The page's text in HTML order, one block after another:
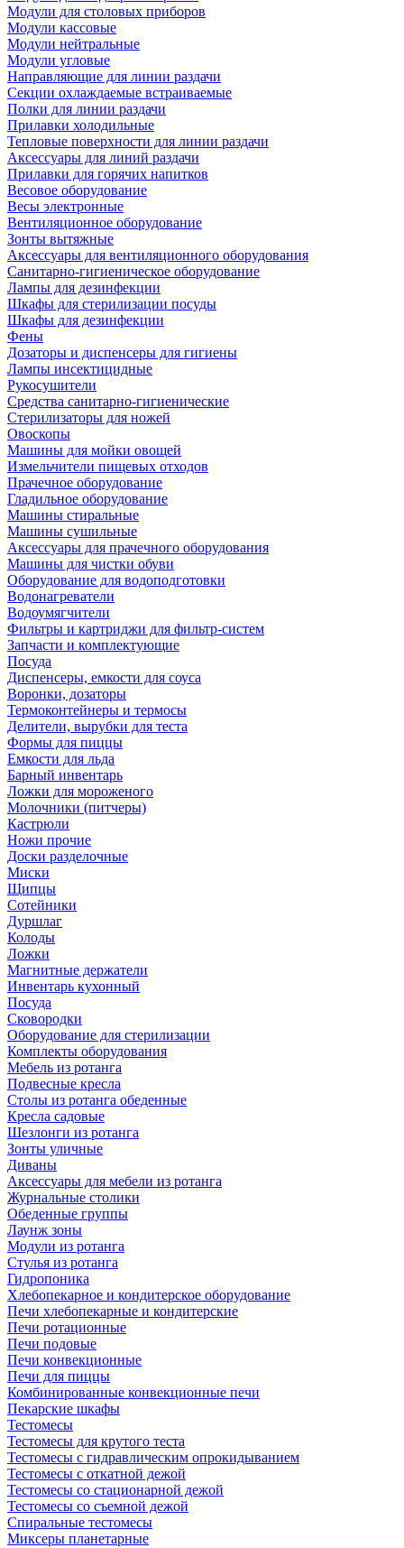
Модули для столовых приборов
Модули кассовые
Модули нейтральные
Модули угловые
Направляющие для линии раздачи
Секции охлаждаемые встраиваемые
Полки для линии раздачи
Прилавки холодильные
Тепловые поверхности для линии раздачи
Аксессуары для линий раздачи
Прилавки для горячих напитков
Весовое оборудование
Весы электронные
Вентиляционное оборудование
Зонты вытяжные
Аксессуары для вентиляционного оборудования
Санитарно-гигиеническое оборудование
Лампы для дезинфекции
Шкафы для стерилизации посуды
Шкафы для дезинфекции
Фены
Дозаторы и диспенсеры для гигиены
Лампы инсектицидные
Рукосушители
Средства санитарно-гигиенические
Стерилизаторы для ножей
Овоскопы
Машины для мойки овощей
Измельчители пищевых отходов
Прачечное оборудование
Гладильное оборудование
Машины стиральные
Машины сушильные
Аксессуары для прачечного оборудования
Машины для чистки обуви
Оборудование для водоподготовки
Водонагреватели
Водоумягчители
Фильтры и картриджи для фильтр-систем
Запчасти и комплектующие
Посуда
Диспенсеры, емкости для соуса
Воронки, дозаторы
Термоконтейнеры и термосы
Делители, вырубки для теста
Формы для пиццы
Емкости для льда
Барный инвентарь
Ложки для мороженого
Молочники (питчеры)
Кастрюли
Ножи прочие
Доски разделочные
Миски
Щипцы
Сотейники
Дуршлаг
Колоды
Ложки
Магнитные держатели
Инвентарь кухонный
Посуда
Сковородки
Оборудование для стерилизации
Комплекты оборудования
Мебель из ротанга
Подвесные кресла
Столы из ротанга обеденные
Кресла садовые
Шезлонги из ротанга
Зонты уличные
Диваны
Аксессуары для мебели из ротанга
Журнальные столики
Обеденные группы
Лаунж зоны
Модули из ротанга
Стулья из ротанга
Гидропоника
Хлебопекарное и кондитерское оборудование
Печи хлебопекарные и кондитерские
Печи ротационные
Печи подовые
Печи конвекционные
Печи для пиццы
Комбинированные конвекционные печи
Пекарские шкафы
Тестомесы
Тестомесы для крутого теста
Тестомесы с гидравлическим опрокидыванием
Тестомесы с откатной дежой
Тестомесы со стационарной дежой
Тестомесы со съемной дежой
Спиральные тестомесы
Миксеры планетарные